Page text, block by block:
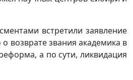
встретили заявление
возврате звания академика в
а по сути, ликвидация